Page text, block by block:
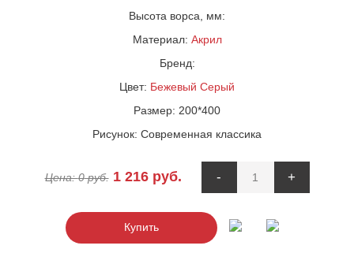
Высота ворса, мм:
Материал: Акрил
Бренд:
Цвет: Бежевый Серый
Размер: 200*400
Рисунок: Современная классика
Цена:0руб. 1 216руб. - +
Купить